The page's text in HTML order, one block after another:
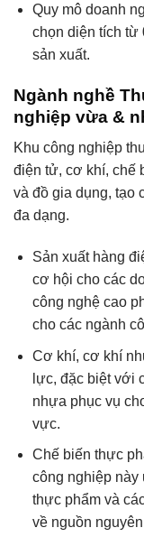
Quy mô doanh
chọn diện tích từ
sản xuất.
Ngành nghề
nghiệp vừa &
Khu công nghiệp
điện tử, cơ khí, chế
và đồ gia dụng, tạo
đa dạng.
Sản xuất hàng
cơ hội cho các
công nghệ cao
cho các ngành
Cơ khí, cơ khí
lực, đặc biệt với
nhựa phục vụ
vực.
Chế biến thực
công nghiệp này
thực phẩm và
về nguồn